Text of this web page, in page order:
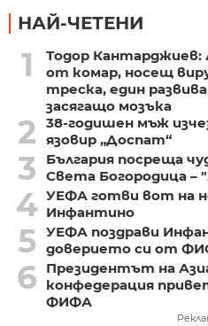
НАЙ-ЧЕТЕНИ
1
Тодор Кантарджиев:
от комар, носещ
треска, един
засягащо мозъка
2
38-годишен мъж
язовир „Доспат“
3
България посреща
Света Богородица –
4 УЕФА готви вот на
Инфантино
5 УЕФА поздрави
доверието си от
6
Президентът на
конфедерация
ФИФА